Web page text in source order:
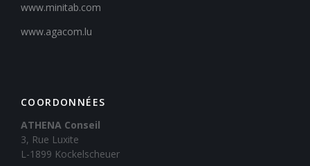
www.minitab.com
www.agacom.lu
COORDONNÉES
ATHENA Conseil
3, Rue Luxite
L-1899 Kockelscheuer